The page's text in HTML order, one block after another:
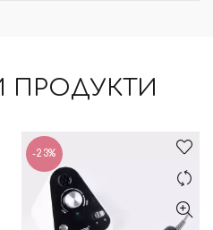
ПРОДУКТИ
-23%